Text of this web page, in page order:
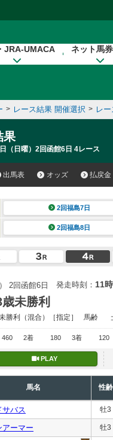
JRA-UMACA ネット馬
> レース結果 開催選択 > レ
果
（日曜）2回函館6日 4レース
出馬表 オッズ 払戻金
2回福島7日
2回福島8日
2回函館6日 発走時刻： 11
未勝利
勝利 （混合）［指定］ 馬齢
460 2着 180 3着 120
PLAY
馬名 性齢
サバス 牡3
アーマー 牡3